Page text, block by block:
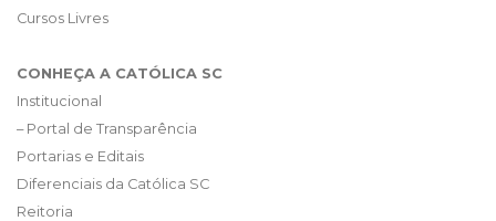
Cursos Livres
CONHEÇA A CATÓLICA SC
Institucional
– Portal de Transparência
Portarias e Editais
Diferenciais da Católica SC
Reitoria